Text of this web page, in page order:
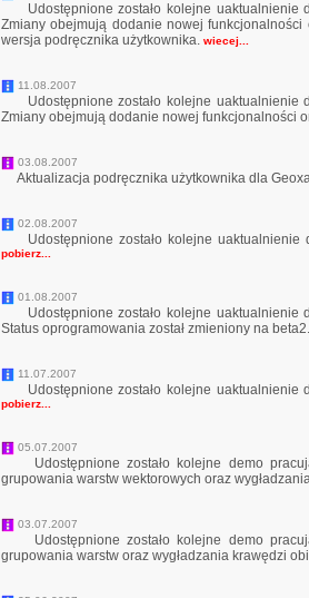
Udostępnione zostało kolejne uaktualnienie
Zmiany obejmują dodanie nowej funkcjonalności
wersja podręcznika użytkownika. wiecej...
11.08.2007
Udostępnione zostało kolejne uaktualnienie
Zmiany obejmują dodanie nowej funkcjonalności
03.08.2007
Aktualizacja podręcznika użytkownika dla
02.08.2007
Udostępnione zostało kolejne uaktualnienie
pobierz...
01.08.2007
Udostępnione zostało kolejne uaktualnienie
Status oprogramowania został zmieniony na
11.07.2007
Udostępnione zostało kolejne uaktualnienie
pobierz...
05.07.2007
Udostępnione zostało kolejne demo
grupowania warstw wektorowych oraz
03.07.2007
Udostępnione zostało kolejne demo
grupowania warstw oraz wygładzania krawędzi